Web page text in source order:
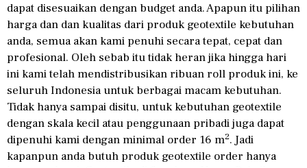
dapat disesuaikan dengan budget anda. Apapun itu pilihan
harga dan dan kualitas dari produk geotextile kebutuhan
anda, semua akan kami penuhi secara tepat, cepat dan
profesional. Oleh sebab itu tidak heran jika hingga hari
ini kami telah mendistribusikan ribuan roll produk ini, ke
seluruh Indonesia untuk berbagai macam kebutuhan.
Tidak hanya sampai disitu, untuk kebutuhan geotextile
dengan skala kecil atau penggunaan pribadi juga dapat
dipenuhi kami dengan minimal order 16 m2. Jadi
kapanpun anda butuh produk geotextile order hanya